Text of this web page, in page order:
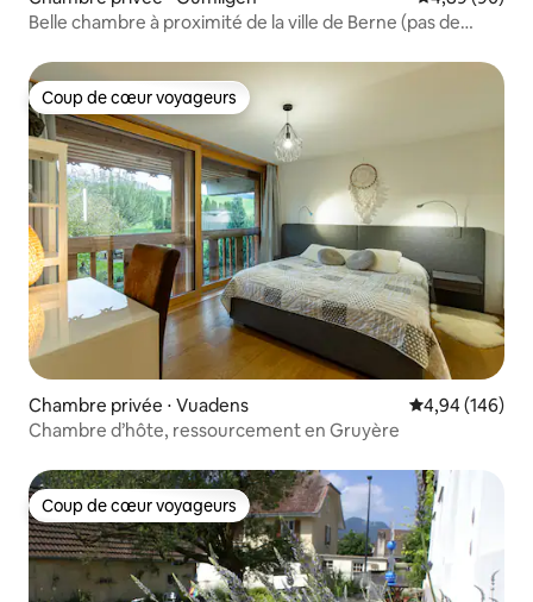
Belle chambre à proximité de la ville de Berne (pas de
Coup de cœur voyageurs
Coup de cœur voyageurs
Chambre privée ⋅ Vuadens Évaluation
4,94 (146)
Chambre d’hôte, ressourcement en Gruyère
Coup de cœur voyageurs
Coup de cœur voyageurs